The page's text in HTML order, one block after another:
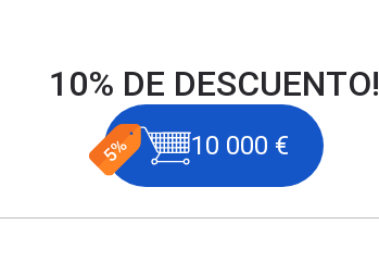
10% DE DESCUENTO!
10 000 €